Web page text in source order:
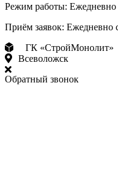
Режим работы: Ежедневно
Приём заявок: Ежедневно
ГК «СтройМонолит»
Всеволожск
Обратный звонок